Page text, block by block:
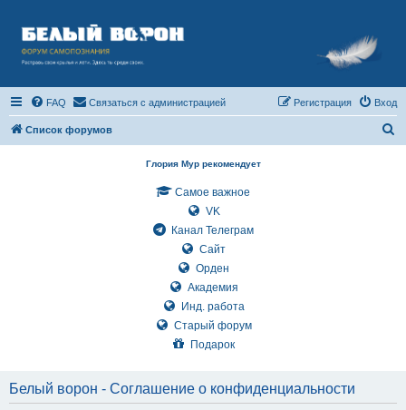
FAQ Связаться с администрацией Вход
Регистрация
Список форумов
Глория Мур рекомендует
Самое важное
VK
Канал Телеграм
Сайт
Орден
Академия
Инд. работа
Старый форум
Подарок
Белый ворон - Соглашение о конфиденциальности